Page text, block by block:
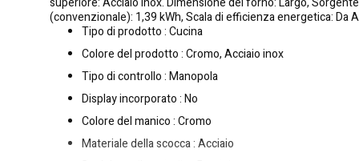
(convenzionale): 1,39 kWh, Scala di efficienza energetica: Da
Tipo di prodotto : Cucina
Colore del prodotto : Cromo, Acciaio inox
Tipo di controllo : Manopola
Display incorporato : No
Colore del manico : Cromo
Materiale della scocca : Acciaio